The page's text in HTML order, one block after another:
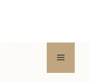
Menu